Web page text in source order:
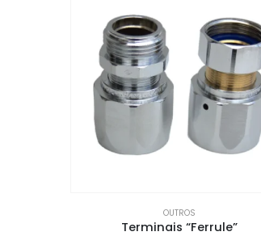
OUTROS
Flanges para Mangueira